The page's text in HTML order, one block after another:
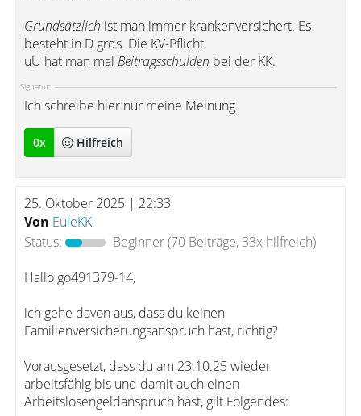
Grundsätzlich ist man immer krankenversichert. Es
besteht in D grds. Die KV-Pflicht.
uU hat man mal Beitragsschulden bei der KK.
Signatur:
Ich schreibe hier nur meine Meinung.
0x Hilfreich
25. Oktober 2025 | 22:33
Von EuleKK
Status:
Beginner(70 Beiträge, 33x hilfreich)
Hallo go491379-14,
ich gehe davon aus, dass du keinen
Familienversicherungsanspruch hast, richtig?
Vorausgesetzt, dass du am 23.10.25 wieder
arbeitsfähig bis und damit auch einen
Arbeitslosengeldanspruch hast, gilt Folgendes: